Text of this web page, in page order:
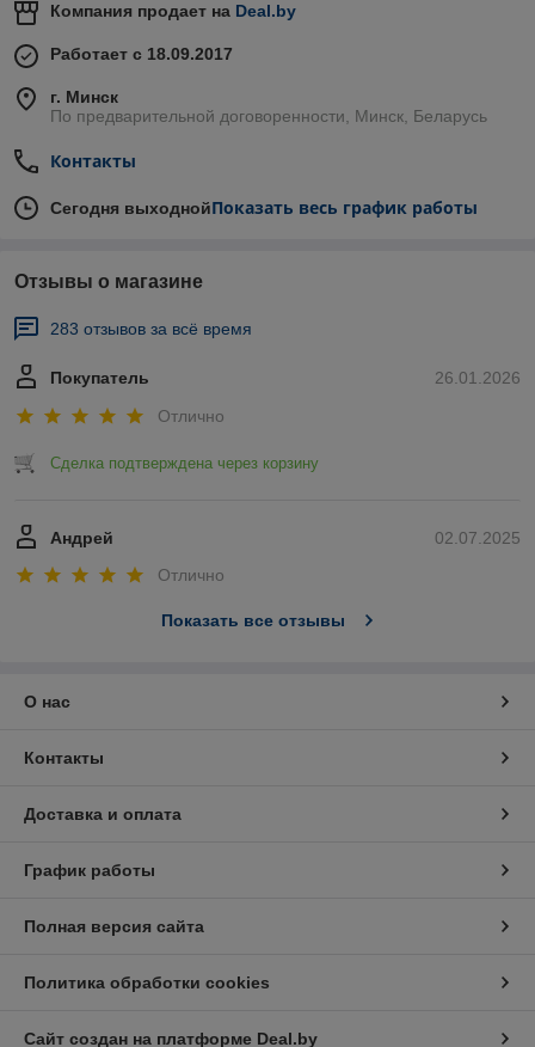
Компания продает на Deal.by
Работает с 18.09.2017
г. Минск
По предварительной договоренности, Минск, Беларусь
Контакты
Сегодня выходнойПоказать весь график работы
Отзывы о магазине
283 отзывов за всё время
26.01.2026
Покупатель
Отлично
Сделка подтверждена через корзину
02.07.2025
Андрей
Отлично
Показать все отзывы
О нас
Контакты
Доставка и оплата
График работы
Полная версия сайта
Политика обработки cookies
Сайт создан на платформе Deal.by